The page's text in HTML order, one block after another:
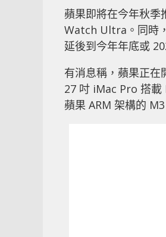
蘋果即將在今年秋
Watch Ultra。同時
延後到今年年底或
有消息稱，蘋果正
27 吋 iMac Pro 搭
蘋果 ARM 架構的